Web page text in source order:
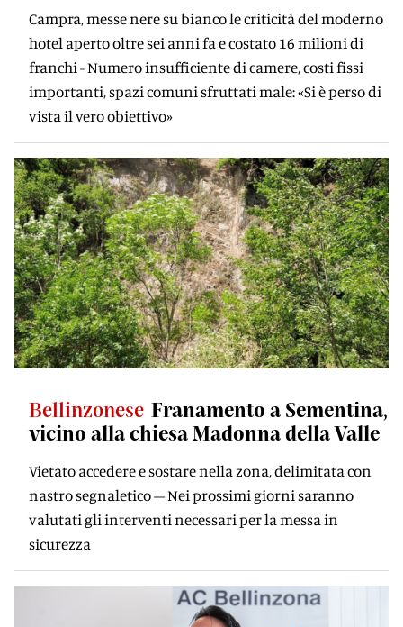
Campra, messe nere su bianco le criticità del moderno
hotel aperto oltre sei anni fa e costato 16 milioni di
franchi - Numero insufficiente di camere, costi fissi
importanti, spazi comuni sfruttati male: «Si è perso di
vista il vero obiettivo»
Bellinzonese Franamento a Sementina,
vicino alla chiesa Madonna della Valle
Vietato accedere e sostare nella zona, delimitata con
nastro segnaletico – Nei prossimi giorni saranno
valutati gli interventi necessari per la messa in
sicurezza